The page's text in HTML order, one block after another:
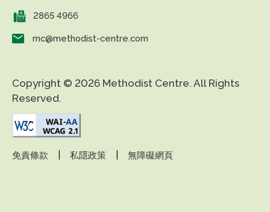
2865 4966
mc@methodist-centre.com
Copyright © 2026 Methodist Centre. All Rights
Reserved.
免責條款 私隱政策 無障礙網頁